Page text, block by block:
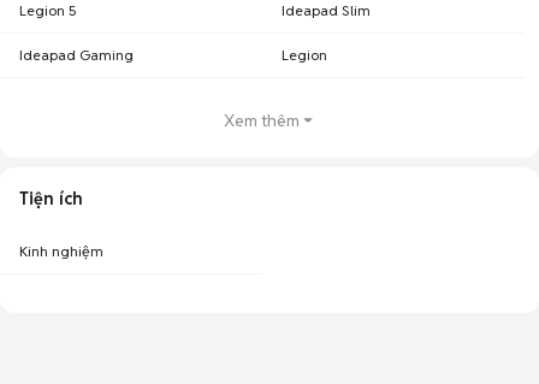
Legion 5 Ideapad Slim
Ideapad Gaming Legion
Xem thêm
Tiện ích
Kinh nghiệm